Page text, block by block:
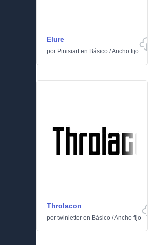
Elure
por Pinisiarten Básico /Ancho fijo
Throlacon
por twinletter en Básico /Ancho fijo